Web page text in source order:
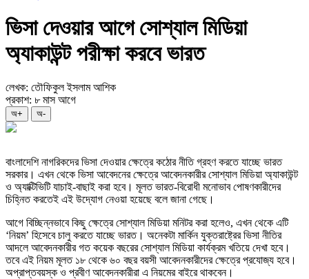
ভিসা দেওয়ার আগে সোশ্যাল মিডিয়া
অ্যাকাউন্ট পরীক্ষা করবে ভারত
লেখক: তৌফিকুল ইসলাম আশিক
প্রকাশ: ৮ মাস আগে
অ+ অ-
বাংলাদেশি নাগরিকদের ভিসা দেওয়ার ক্ষেত্রে কঠোর নীতি গ্রহণ করতে যাচ্ছে ভারত
সরকার। এখন থেকে ভিসা আবেদনের ক্ষেত্রে আবেদনকারীর সোশ্যাল মিডিয়া অ্যাকাউন্ট
ও অ্যাক্টিভিটি যাচাই-বাছাই করা হবে। মূলত ভারত-বিরোধী মনোভাব পোষণকারীদের
চিহ্নিত করতেই এই উদ্যোগ নেওয়া হয়েছে বলে জানা গেছে।
আগে বিচ্ছিন্নভাবে কিছু ক্ষেত্রে সোশ্যাল মিডিয়া মনিটর করা হলেও, এখন থেকে এটি
‘নিয়ম’ হিসেবে চালু করতে যাচ্ছে ভারত। অনেকটা মার্কিন যুক্তরাষ্ট্রের ভিসা নীতির
আদলে আবেদনকারীর গত কয়েক বছরের সোশ্যাল মিডিয়া কার্যক্রম খতিয়ে দেখা হবে।
তবে এই নিয়ম মূলত ১৮ থেকে ৬০ বছর বয়সী আবেদনকারীদের ক্ষেত্রে প্রযোজ্য হবে।
অপ্রাপ্তবয়স্ক ও প্রবীণ আবেদনকারীরা এ নিয়মের বাইরে থাকবেন।